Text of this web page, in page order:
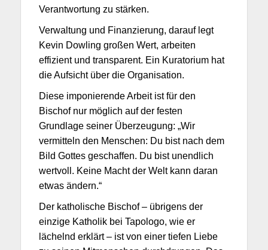
Verantwortung zu stärken.
Verwaltung und Finanzierung, darauf legt
Kevin Dowling großen Wert, arbeiten
effizient und transparent. Ein Kuratorium hat
die Aufsicht über die Organisation.
Diese imponierende Arbeit ist für den
Bischof nur möglich auf der festen
Grundlage seiner Überzeugung: „Wir
vermitteln den Menschen: Du bist nach dem
Bild Gottes geschaffen. Du bist unendlich
wertvoll. Keine Macht der Welt kann daran
etwas ändern.“
Der katholische Bischof – übrigens der
einzige Katholik bei Tapologo, wie er
lächelnd erklärt – ist von einer tiefen Liebe